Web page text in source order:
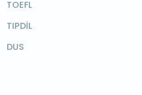
TOEFL
TIPDİL
DUS